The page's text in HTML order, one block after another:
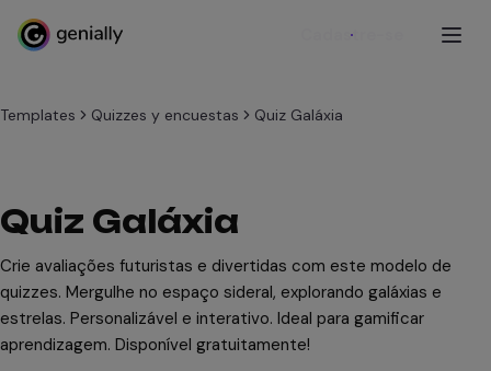
Cadastre-se
Templates Quizzes y encuestas Quiz Galáxia
Quiz Galáxia
Crie avaliações futuristas e divertidas com este modelo de
quizzes. Mergulhe no espaço sideral, explorando galáxias e
estrelas. Personalizável e interativo. Ideal para gamificar
aprendizagem. Disponível gratuitamente!